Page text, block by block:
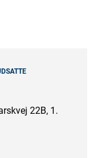
22B, 1.